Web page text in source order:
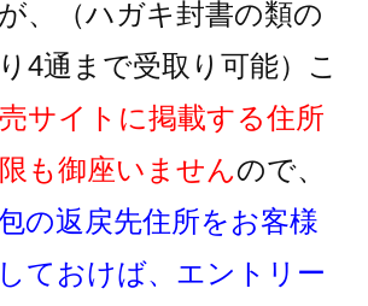
、
（ハガキ封書の類の
4通まで受取り可能） こ
サイトに掲載する住所
も御座いませんので、
の返戻先住所をお客様
ておけば、 エントリー